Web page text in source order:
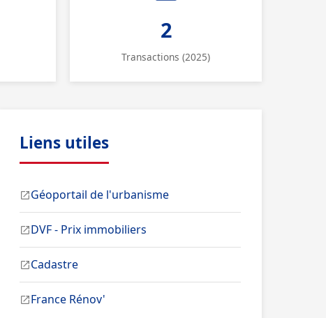
2
Transactions (2025)
Liens utiles
Géoportail de l'urbanisme
DVF - Prix immobiliers
Cadastre
France Rénov'